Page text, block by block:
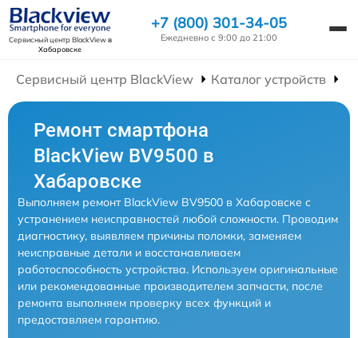
Сервисный центр BlackViewв
Хабаровске
+7 (800) 301-34-05
Ежедневно с 9:00 до 21:00
Сервисный центр BlackView Каталог устройств
Ремонт смартфона
BlackView BV9500 в
Хабаровске
Выполняем ремонт BlackView BV9500 в Хабаровске с
устранением неисправностей любой сложности. Проводим
диагностику, выявляем причины поломки, заменяем
неисправные детали и восстанавливаем
работоспособность устройства. Используем оригинальные
или рекомендованные производителем запчасти, после
ремонта выполняем проверку всех функций и
предоставляем гарантию.